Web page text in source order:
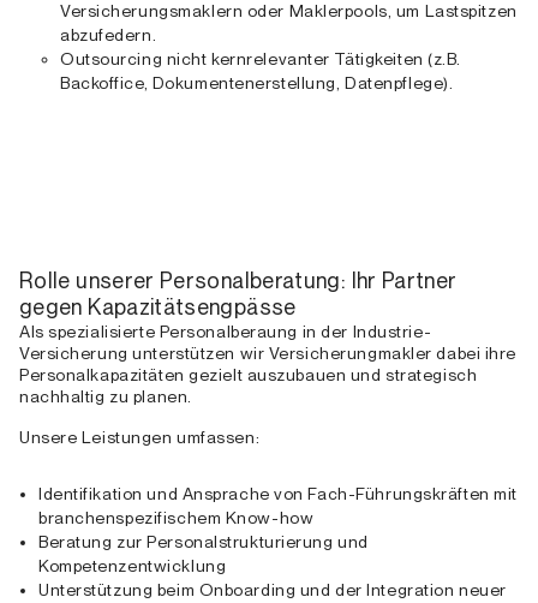
Versicherungsmaklern oder Maklerpools, um Lastspitzen
abzufedern.
Outsourcing nicht kernrelevanter Tätigkeiten (z.B.
Backoffice, Dokumentenerstellung, Datenpflege).
Rolle unserer Personalberatung: Ihr Partner
gegen Kapazitätsengpässe
Als spezialisierte Personalberaung in der Industrie-
Versicherung unterstützen wir Versicherungmakler dabei ihre
Personalkapazitäten gezielt auszubauen und strategisch
nachhaltig zu planen.
Unsere Leistungen umfassen:
Identifikation und Ansprache von Fach-Führungskräften mit
branchenspezifischem Know-how
Beratung zur Personalstrukturierung und
Kompetenzentwicklung
Unterstützung beim Onboarding und der Integration neuer